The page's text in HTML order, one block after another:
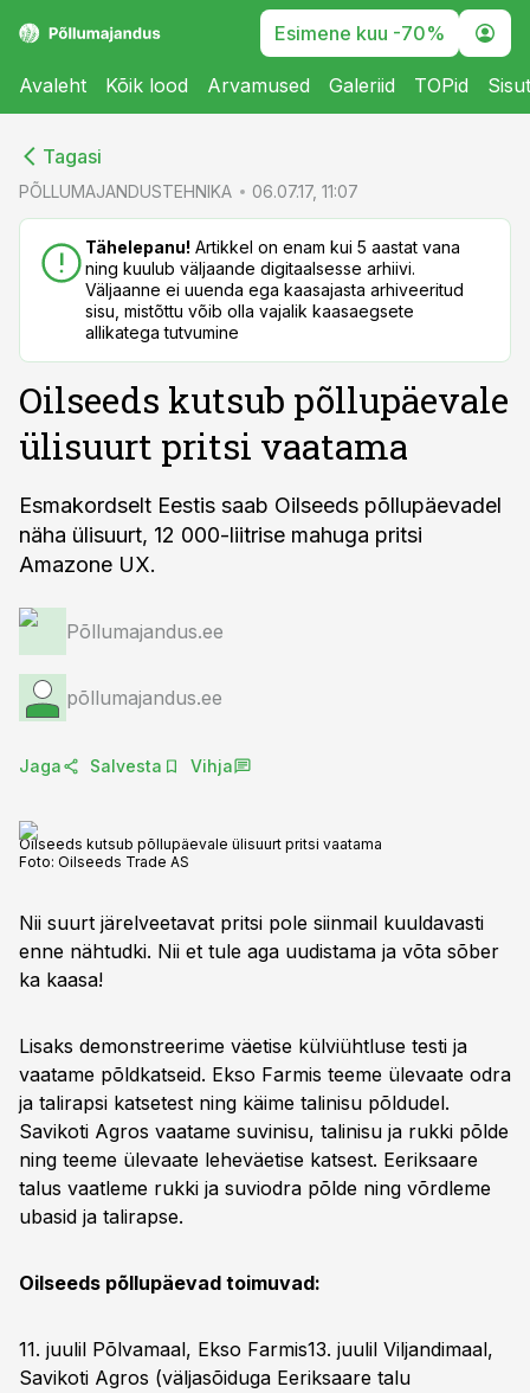
Esimene kuu -70%
Avaleht Kõik lood Arvamused Galeriid TOPid
Tagasi
PÕLLUMAJANDUSTEHNIKA 06.07.17, 11:07
Tähelepanu! Artikkel on enam kui 5 aastat vana
ning kuulub väljaande digitaalsesse arhiivi.
Väljaanne ei uuenda ega kaasajasta arhiveeritud
sisu, mistõttu võib olla vajalik kaasaegsete
allikatega tutvumine
Oilseeds kutsub põllupäevale
ülisuurt pritsi vaatama
Esmakordselt Eestis saab Oilseeds põllupäevadel
näha ülisuurt, 12 000-liitrise mahuga pritsi
Amazone UX.
Põllumajandus.ee
põllumajandus.ee
Jaga Salvesta Vihja
Oilseeds kutsub põllupäevale ülisuurt pritsi vaatama
Foto: Oilseeds Trade AS
Nii suurt järelveetavat pritsi pole siinmail kuuldavasti
enne nähtudki. Nii et tule aga uudistama ja võta sõber
ka kaasa!
Lisaks demonstreerime väetise külviühtluse testi ja
vaatame põldkatseid. Ekso Farmis teeme ülevaate odra
ja talirapsi katsetest ning käime talinisu põldudel.
Savikoti Agros vaatame suvinisu, talinisu ja rukki põlde
ning teeme ülevaate leheväetise katsest. Eeriksaare
talus vaatleme rukki ja suviodra põlde ning võrdleme
ubasid ja talirapse.
Oilseeds põllupäevad toimuvad:
11. juulil Põlvamaal, Ekso Farmis13. juulil Viljandimaal,
Savikoti Agros (väljasõiduga Eeriksaare talu